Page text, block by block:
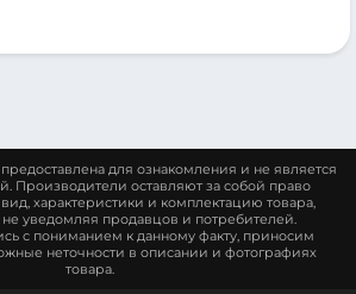
для ознакомления и не является
Производители оставляют за собой право
характеристики и комплектацию товара,
уведомляя продавцов и потребителей.
с пониманием к данному факту, приносим
неточности в описании и фотографиях
товара.